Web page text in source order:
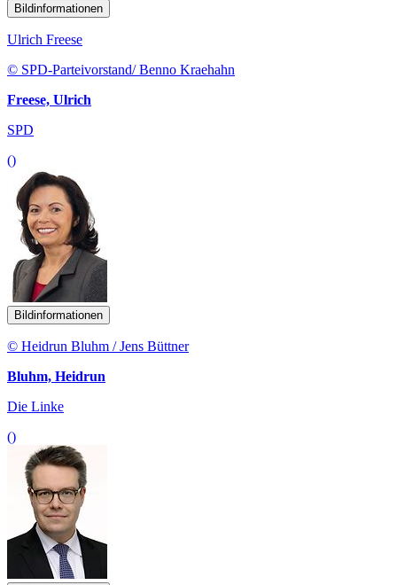
Bildinformationen
Ulrich Freese
© SPD-Parteivorstand/ Benno Kraehahn
Freese, Ulrich
SPD
()
Bildinformationen
© Heidrun Bluhm / Jens Büttner
Bluhm, Heidrun
Die Linke
()